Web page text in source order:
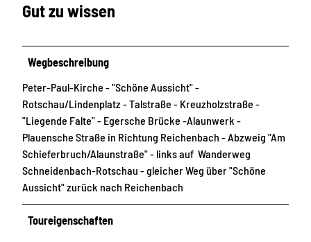
Gut zu wissen
Wegbeschreibung
Peter-Paul-Kirche - "Schöne Aussicht" -
Rotschau/Lindenplatz - Talstraße - Kreuzholzstraße -
"Liegende Falte" - Egersche Brücke -Alaunwerk -
Plauensche Straße in Richtung Reichenbach - Abzweig "Am
Schieferbruch/Alaunstraße" - links auf Wanderweg
Schneidenbach-Rotschau - gleicher Weg über "Schöne
Aussicht" zurück nach Reichenbach
Toureigenschaften